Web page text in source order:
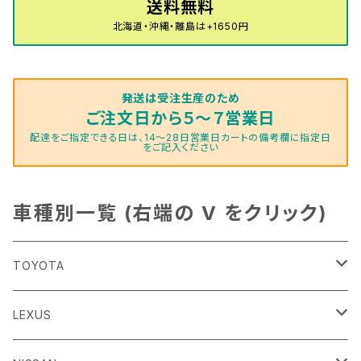
H26/1～R4/1 80系
H18/1～H24/5（前期）
エスティマ・ハイブリッド
オーリス
カムリ
カローラ・アクシオ（セダン）
R01/8～R4/7 20系6人乗
H29/12～R4/7 20系7人乗
R2/6~R8/6 15系(e-POWER)
H13/1～R4/8 F50・Y51
H11/1～H14/11 S15
H24/12～R3/10 TB17
ジューク
スカイライン
スカイライン・クロスオーバー
セドリック
H21/9～R2/4 S300系
H14/2～ SG/SH/SJ/SK系
プレオ
プレオプラス
レヴォーグ
レガシィB4
H24/11～H27/1 HB35S
H25/9～ DG16T
デミオ
ビアンテ
ファミリア バン
フレア
H16/12～ S300/S700系
ハイゼット・トラック
H28/4～R5/12 M700系
ミラ
ミラ・イース
ミラ・ココア
ミラ・トコット
H3/6～ JA/JB系
ジムニーノマド
H10/1～H14/1 JB33/43W
スイフト/スイフトスポーツ
スペーシア/スペーシアカスタム/スペーシアギア
スペーシアベース
ソリオ/ソリオバンディット
H25/1～ GN0W 7人乗
H30/3～ GK/GL系
H24/7～H29/1 BHGY51
デリカＤ：２
デリカＤ：３
デリカＤ：５
デリカミニ
H30/7～ JJ1・JJ2
H25/11～ JH1・JH2・JH3・JH4
S660
WR-V
ZR-V
アクティ バン/トラック
H15/9～H30/4 7L/7P系
H27/7～ 3CC/3CD系
H24/4～R3/4 16C系
ポロ
R1/6～
Ｓクラス
Ｖクラス
送料無料
北海道・沖縄・離島は+1650円
発送は受注生産のため
ご注文日から５～７営業日
配達をご指定できる日は、14～28日営業日カートの備考欄に指定日
をご記入ください
車種別一覧 (右端の V をクリック)
TOYOTA
86
LEXUS